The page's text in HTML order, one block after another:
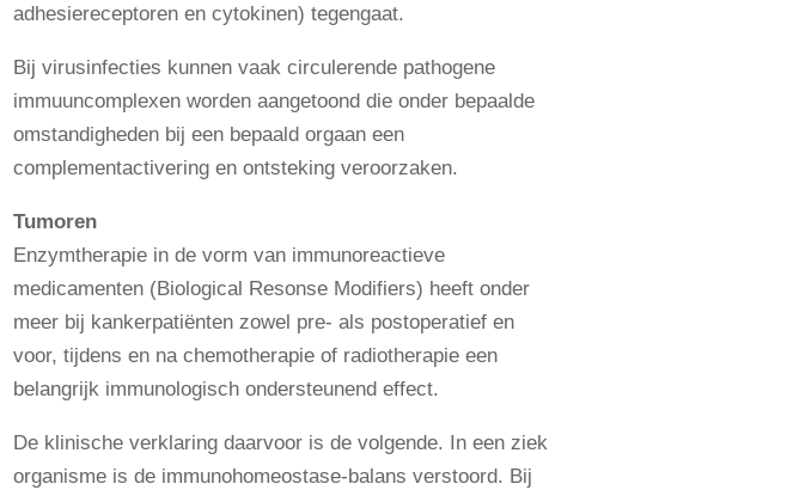
adhesiereceptoren en cytokinen) tegengaat.
Bij virusinfecties kunnen vaak circulerende pathogene
immuuncomplexen worden aangetoond die onder bepaalde
omstandigheden bij een bepaald orgaan een
complementactivering en ontsteking veroorzaken.
Tumoren
Enzymtherapie in de vorm van immunoreactieve
medicamenten (Biological Resonse Modifiers) heeft onder
meer bij kankerpatiënten zowel pre- als postoperatief en
voor, tijdens en na chemotherapie of radiotherapie een
belangrijk immunologisch ondersteunend effect.
De klinische verklaring daarvoor is de volgende. In een ziek
organisme is de immunohomeostase-balans verstoord. Bij